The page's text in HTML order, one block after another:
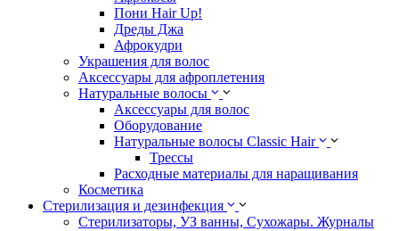
Пони Hair Up!
Дреды Джа
Афрокудри
Украшения для волос
Аксессуары для афроплетения
Натуральные волосы
Аксессуары для волос
Оборудование
Натуральные волосы Classic Hair
Трессы
Расходные материалы для наращивания
Косметика
Стерилизация и дезинфекция
Стерилизаторы, УЗ ванны, Сухожары. Журналы